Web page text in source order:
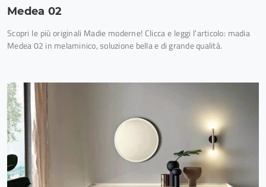
Medea 02
Scopri le più originali Madie moderne! Clicca e leggi l'articolo: madia
Medea 02 in melaminico, soluzione bella e di grande qualità.